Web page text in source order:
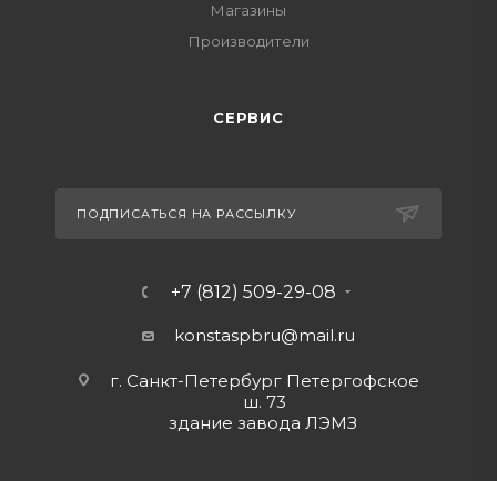
Магазины
Производители
СЕРВИС
ПОДПИСАТЬСЯ НА РАССЫЛКУ
+7 (812) 509-29-08
konstaspbru@mail.ru
г. Санкт-Петербург Петергофское
ш. 73
здание завода ЛЭМЗ